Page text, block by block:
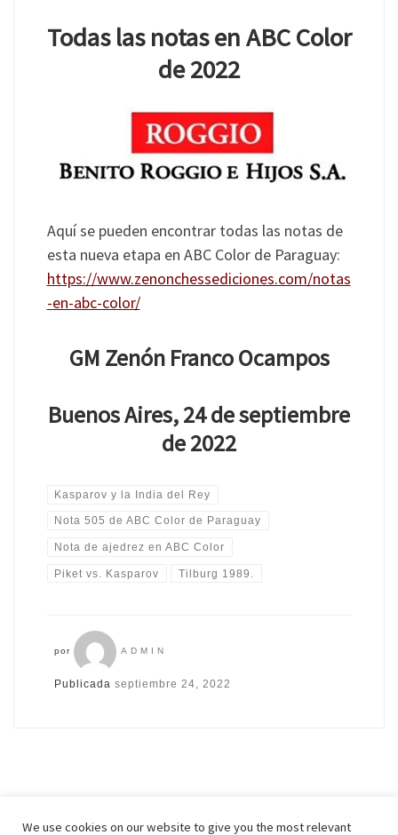
Todas las notas en ABC Color
de 2022
Aquí se pueden encontrar todas las notas de
esta nueva etapa en ABC Color de Paraguay:
https://www.zenonchessediciones.com/notas
-en-abc-color/
GM Zenón Franco Ocampos
Buenos Aires, 24 de septiembre
de 2022
Kasparov y la India del Rey
Nota 505 de ABC Color de Paraguay
Nota de ajedrez en ABC Color
Piket vs. Kasparov Tilburg 1989.
por ADMIN
Publicada septiembre 24, 2022
We use cookies on our website to give you the most relevant